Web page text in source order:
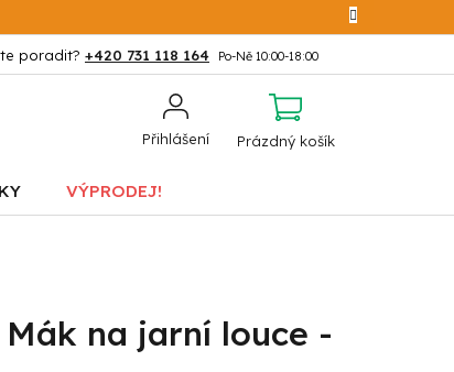
+420 731 118 164
Přihlášení
NÁKUPNÍ
Prázdný košík
VÝPRODEJ!
na jarní louce -